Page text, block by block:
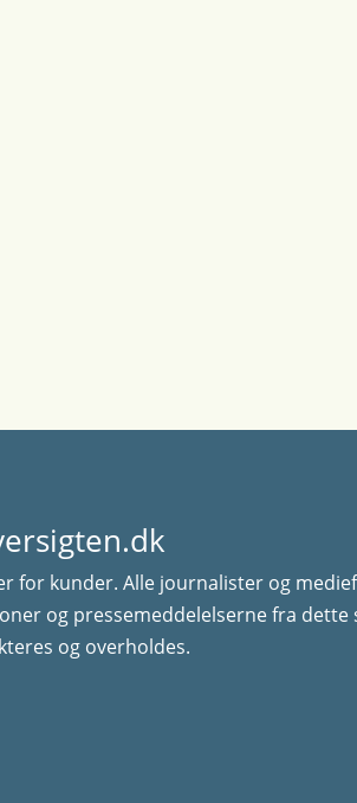
for kunder. Alle journalister og
og pressemeddelelserne fra dette
og overholdes.